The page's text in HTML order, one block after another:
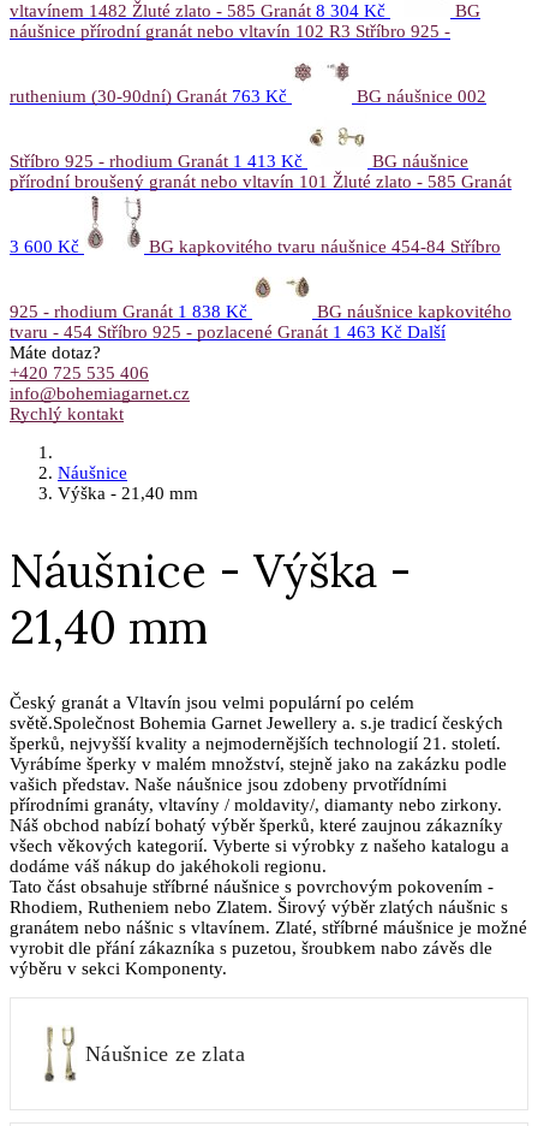
vltavínem 1482 Žluté zlato - 585 Granát 8 304 Kč
BG
náušnice přírodní granát nebo vltavín 102 R3 Stříbro 925 -
ruthenium (30-90dní) Granát 763 Kč BG náušnice 002
Stříbro 925 - rhodium Granát 1 413 Kč
BG náušnice
přírodní broušený granát nebo vltavín 101 Žluté zlato - 585 Granát
3 600 Kč BG kapkovitého tvaru náušnice 454-84 Stříbro
925 - rhodium Granát 1 838 Kč
BG náušnice kapkovitého
tvaru - 454 Stříbro 925 - pozlacené Granát 1 463 Kč Další
Máte dotaz?
+420 725 535 406
info@bohemiagarnet.cz
Rychlý kontakt
Náušnice
Výška - 21,40 mm
Náušnice - Výška -
21,40 mm
Český granát a Vltavín jsou velmi populární po celém
světě.Společnost Bohemia Garnet Jewellery a. s.je tradicí českých
šperků, nejvyšší kvality a nejmodernějších technologií 21. století.
Vyrábíme šperky v malém množství, stejně jako na zakázku podle
vašich představ. Naše náušnice jsou zdobeny prvotřídními
přírodními granáty, vltavíny / moldavity/, diamanty nebo zirkony.
Náš obchod nabízí bohatý výběr šperků, které zaujnou zákazníky
všech věkových kategorií. Vyberte si výrobky z našeho katalogu a
dodáme váš nákup do jakéhokoli regionu.
Tato část obsahuje stříbrné náušnice s povrchovým pokovením -
Rhodiem, Rutheniem nebo Zlatem. Širový výběr zlatých náušnic s
granátem nebo nášnic s vltavínem. Zlaté, stříbrné máušnice je možné
vyrobit dle přání zákazníka s puzetou, šroubkem nabo závěs dle
výběru v sekci Komponenty.
Náušnice ze zlata